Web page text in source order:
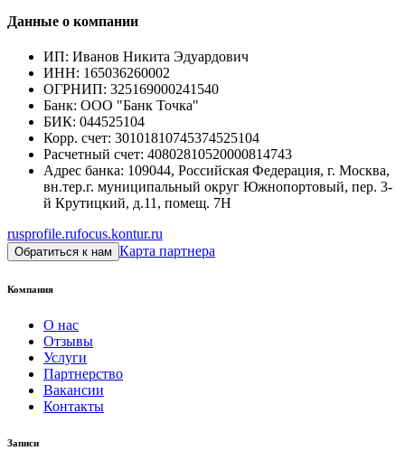
Данные о компании
ИП: Иванов Никита Эдуардович
ИНН: 165036260002
ОГРНИП: 325169000241540
Банк: ООО "Банк Точка"
БИК: 044525104
Корр. счет: 30101810745374525104
Расчетный счет: 40802810520000814743
Адрес банка: 109044, Российская Федерация, г. Москва,
вн.тер.г. муниципальный округ Южнопортовый, пер. 3-
й Крутицкий, д.11, помещ. 7Н
rusprofile.rufocus.kontur.ru
Обратиться к нам Карта партнера
Компания
О нас
Отзывы
Услуги
Партнерство
Вакансии
Контакты
Записи